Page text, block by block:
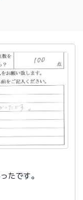
たです。